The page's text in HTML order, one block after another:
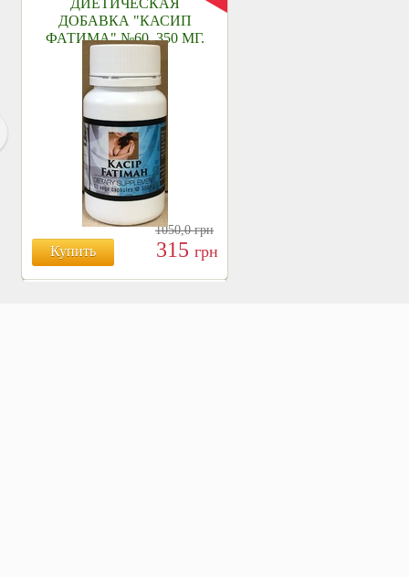
ДИЕТИЧЕСКАЯ
ДОБАВКА "КАСИП
ФАТИМА" №60, 350 МГ.
Купить
1050,0грн
315 грн